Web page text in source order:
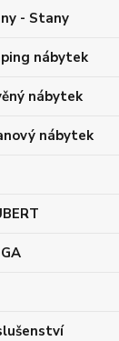
- Stany
nábytek
nábytek
nábytek